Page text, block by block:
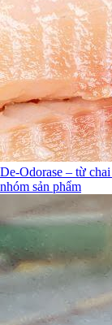
De-Odorase – từ
nhóm sản phẩm